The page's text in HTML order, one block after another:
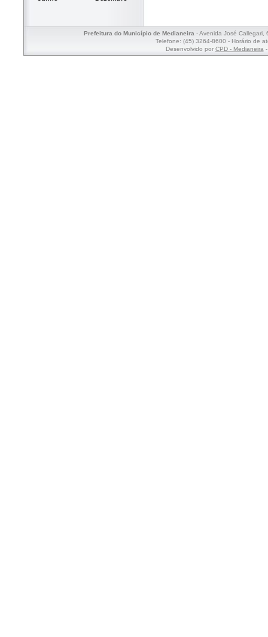
Prefeitura do Município de Medianeira- Avenida José Callegari,
Telefone: (45) 3264-8600 - Horário de
Desenvolvido por CPD - Medianeira-